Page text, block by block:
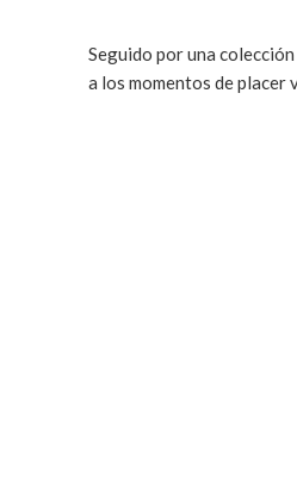
Seguido por una
a los momentos de placer